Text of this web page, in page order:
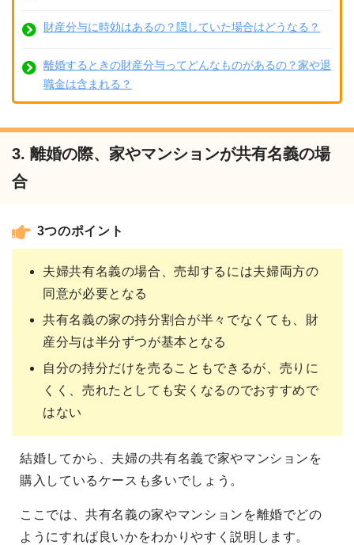
財産分与に時効はあるの？隠していた場合はどうなる？
離婚するときの財産分与ってどんなものがあるの？家や退
職金は含まれる？
3. 離婚の際、家やマンションが共有名義の場
合
3つのポイント
夫婦共有名義の場合、売却するには夫婦両方の
同意が必要となる
共有名義の家の持分割合が半々でなくても、財
産分与は半分ずつが基本となる
自分の持分だけを売ることもできるが、売りに
くく、売れたとしても安くなるのでおすすめで
はない
結婚してから、夫婦の共有名義で家やマンションを
購入しているケースも多いでしょう。
ここでは、共有名義の家やマンションを離婚でどの
ようにすれば良いかをわかりやすく説明します。